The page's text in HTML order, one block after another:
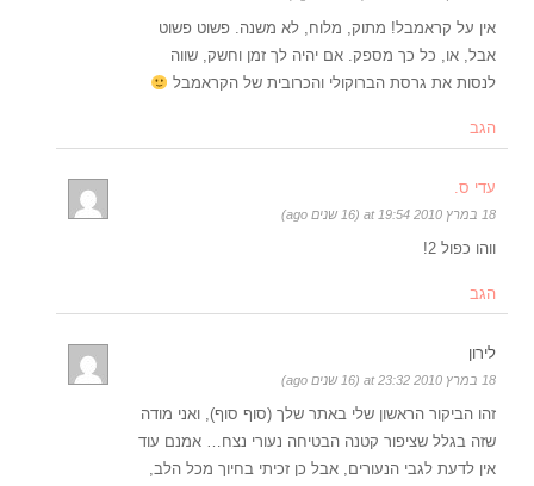
אין על קראמבל! מתוק, מלוח, לא משנה. פשוט פשוט
אבל, או, כל כך מספק. אם יהיה לך זמן וחשק, שווה
לנסות את גרסת הברוקולי והכרובית של הקראמבל
הגב
עדי ס.
18 במרץ 2010 at 19:54 (16 שנים ago)
ווהו כפול 2!
הגב
לירון
18 במרץ 2010 at 23:32 (16 שנים ago)
זהו הביקור הראשון שלי באתר שלך (סוף סוף), ואני מודה
שזה בגלל שציפור קטנה הבטיחה נעורי נצח… אמנם עוד
אין לדעת לגבי הנעורים, אבל כן זכיתי בחיוך מכל הלב,